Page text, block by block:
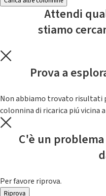
Attendi
stiamo
Prova a
Non abbiamo trovato risultati
colonnina di ricarica piú vicina
C'è un
Per favore riprova.
Riprova